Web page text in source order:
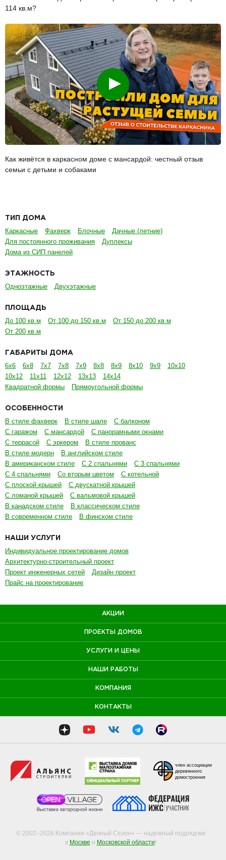
114 кв.м?
Смотреть
Как живётся в каркасном доме с мансардой: честный отзыв
семьи с детьми и собаками
ТИП ДОМА
Каркасные Фахверк Блочные
Дачные (летние)
Для постоянного проживания
Дуплексы
Дома из СИП панелей
ЭТАЖНОСТЬ
Одноэтажные Двухэтажные
ПЛОЩАДЬ
До 100 кв.м От 100 до 150 кв.м
От 150 до 200 кв.м
От 200 кв.м
ГАБАРИТЫ ДОМА
6х6 6х8 7х7 7х8 7х9 8х8 8х9 8х10 9х9
10х10
10х12
11х11 12х12 13х13
14х14
Квадратной формы
Прямоугольной формы
ОСОБЕННОСТИ
В стиле фахверк В стиле шале
С балконом
С гаражом
С мансардой
С панорамными окнами
С террасой
С эркером
В стиле прованс
В стиле модерн
В английском стиле
В американском стиле
С 2 спальнями
С 3 спальнями
С 4 спальнями
Со вторым цветом
С котельной
С плоской крышей
С двускатной крышей
С ломаной крышей
С вальмовой крышей
В канадском стиле
В классическом стиле
В современном стиле
В финском стиле
НАШИ УСЛУГИ
Индивидуальное проектирование домов
Архитектурно-строительный проект
Проект инженерных сетей
Дизайн проект
Прайс на проектирование
АКЦИИ
ПРОЕКТЫ ДОМОВ
УСЛУГИ И ЦЕНЫ
НАШИ РАБОТЫ
КОМПАНИЯ
КОНТАКТЫ
© 2002–2026 Компания «Дачный Сезон» — надежный подрядчик
в Москве и Московской области!
член ассоциации
деревянного
домостроения